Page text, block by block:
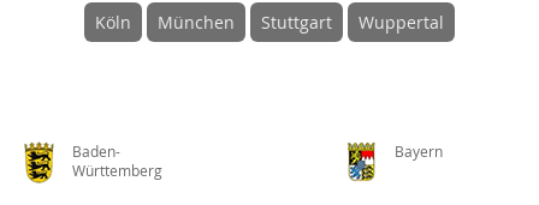
Köln München Stuttgart Wuppertal
Baden-
Württemberg
Bayern